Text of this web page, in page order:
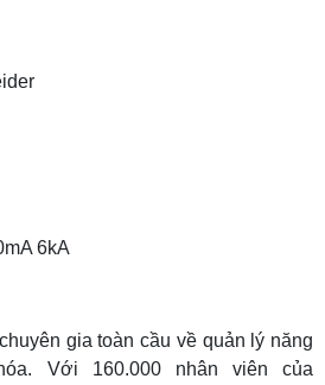
6kA
gia toàn cầu về quản lý năng
Với 160.000 nhân viên của